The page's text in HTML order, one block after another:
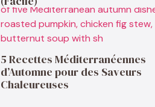
5 Recettes Méditerranéennes
d’Automne pour des Saveurs
Chaleureuses